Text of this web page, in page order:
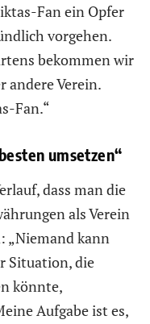
Fan ein Opfer
vorgehen.
bekommen wir
andere Verein.
Fan.“
umsetzen“
dass man die
als Verein
„Niemand kann
Situation, die
könnte,
Aufgabe ist es,